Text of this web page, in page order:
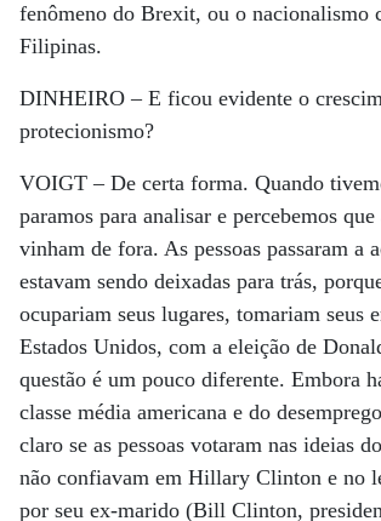
fenômeno do Brexit, ou o nacionalismo
Filipinas.
DINHEIRO –E ficou evidente o
protecionismo?
VOIGT –De certa forma. Quando
paramos para analisar e percebemos
vinham de fora. As pessoas passaram a
estavam sendo deixadas para trás,
ocupariam seus lugares, tomariam seus
Estados Unidos, com a eleição de
questão é um pouco diferente. Embora
classe média americana e do
claro se as pessoas votaram nas ideias
não confiavam em Hillary Clinton e no
por seu ex-marido (Bill Clinton,